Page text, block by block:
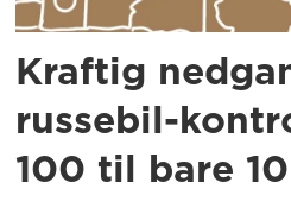
Kraftig
russebil-
100 til bare